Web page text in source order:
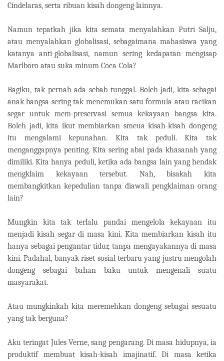
Cindelaras, serta ribuan kisah dongeng lainnya.
Namun tepatkah jika kita semata menyalahkan Putri Salju,
atau menyalahkan globalisasi, sebagaimana mahasiswa yang
katanya anti-globalisasi, namun sering kedapatan mengisap
Marlboro atau suka minum Coca-Cola?
Bagiku, tak pernah ada sebab tunggal. Boleh jadi, kita sebagai
anak bangsa sering tak menemukan satu formula atau racikan
segar untuk mem-preservasi semua kekayaan bangsa kita.
Boleh jadi, kita ikut membiarkan smeua kisah-kisah dongeng
itu mengalami kepunahan. Kita tak peduli. Kita tak
menganggapnya penting. Kita sering abai pada khasanah yang
dimiliki. Kita hanya peduli, ketika ada bangsa lain yang hendak
mengklaim kekayaan tersebut. Nah, bisakah kita
membangkitkan kepedulian tanpa diawali pengklaiman orang
lain?
Mungkin kita tak terlalu pandai mengelola kekayaan itu
menjadi kisah segar di masa kini. Kita membiarkan kisah itu
hanya sebagai pengantar tidur, tanpa mengayakannya di masa
kini. Padahal, banyak riset sosial terbaru yang justru mengolah
dongeng sebagai bahan baku untuk mengenali suatu
masyarakat.
Atau mungkinkah kita meremehkan dongeng sebagai sesuatu
yang tak berguna?
Aku teringat Jules Verne, sang pengarang. Di masa hidupnya, ia
produktif membuat kisah-kisah imajinatif. Di masa ketika